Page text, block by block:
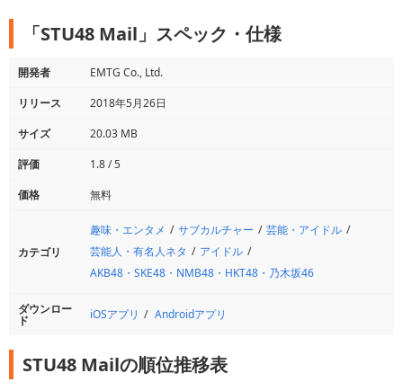
「STU48 Mail」スペック・仕様
開発者
EMTG Co., Ltd.
リリース
2018年5月26日
サイズ
20.03 MB
評価
1.8 / 5
価格
無料
カテゴリ
趣味・エンタメ サブカルチャー
芸能・アイドル
芸能人・有名人ネタ
アイドル
AKB48・SKE48・NMB48・HKT48・乃木坂46
ダウンロー
ド iOSアプリ Androidアプリ
STU48 Mailの順位推移表